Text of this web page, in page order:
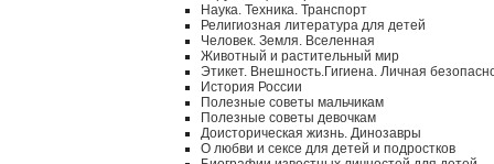
Наука. Техника. Транспорт
Религиозная литература для детей
Человек. Земля. Вселенная
Животный и растительный мир
Этикет. Внешность.Гигиена. Личная
История России
Полезные советы мальчикам
Полезные советы девочкам
Доисторическая жизнь. Динозавры
О любви и сексе для детей и подростков